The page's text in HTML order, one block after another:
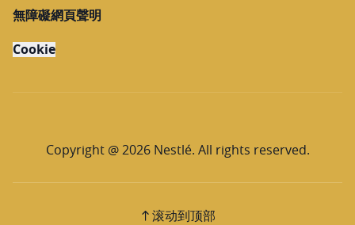
無障礙網頁聲明
Cookie
Copyright @ 2026 Nestlé. All rights reserved.
滚动到顶部